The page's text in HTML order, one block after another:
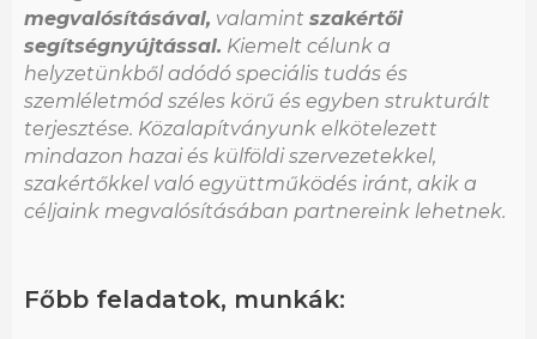
megvalósításával, valamint szakértői
segítségnyújtással. Kiemelt célunk a
helyzetünkből adódó speciális tudás és
szemléletmód széles körű és egyben strukturált
terjesztése. Közalapítványunk elkötelezett
mindazon hazai és külföldi szervezetekkel,
szakértőkkel való együttműködés iránt, akik a
céljaink megvalósításában partnereink lehetnek.
Főbb feladatok, munkák: